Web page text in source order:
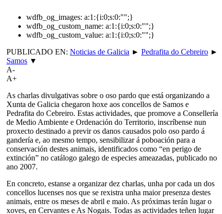
wdfb_og_images: a:1:{i:0;s:0:"";}
wdfb_og_custom_name: a:1:{i:0;s:0:"";}
wdfb_og_custom_value: a:1:{i:0;s:0:"";}
PUBLICADO EN: Noticias de Galicia ► Pedrafita do Cebreiro ►
Samos ▼
A-
A+
As charlas divulgativas sobre o oso pardo que está organizando a
Xunta de Galicia chegaron hoxe aos concellos de Samos e
Pedrafita do Cebreiro. Estas actividades, que promove a Consellería
de Medio Ambiente e Ordenación do Territorio, inscríbense nun
proxecto destinado a previr os danos causados polo oso pardo á
gandería e, ao mesmo tempo, sensibilizar á poboación para a
conservación destes animais, identificados como “en perigo de
extinción” no catálogo galego de especies ameazadas, publicado no
ano 2007.
En concreto, estanse a organizar dez charlas, unha por cada un dos
concellos lucenses nos que se rexistra unha maior presenza destes
animais, entre os meses de abril e maio. As próximas terán lugar o
xoves, en Cervantes e As Nogais. Todas as actividades teñen lugar